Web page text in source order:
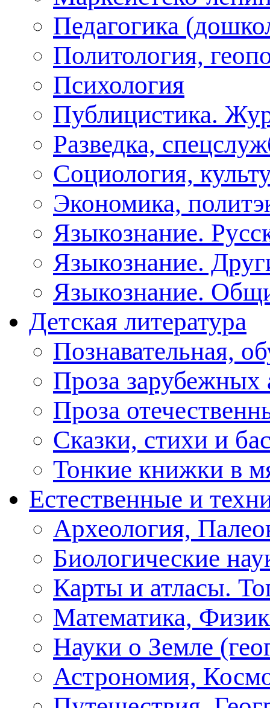
Педагогика
Политология,
Психология
Публицистика.
Разведка,
Социология,
Экономика,
Языкознание.
Языкознание.
Языкознание.
Детская литература
Познавательная,
Проза зарубежных
Проза
Сказки, стихи и
Тонкие книжки в
Естественные и
Археология,
Биологические
Карты и атласы.
Математика,
Науки о Земле
Астрономия,